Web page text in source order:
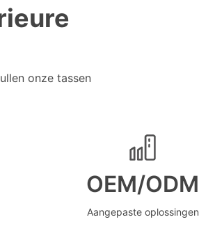
onze tassen
OEM/ODM
Aangepaste oplossingen